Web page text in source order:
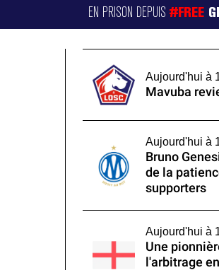
EN PRISON DEPUIS#FREE
Aujourd'hui à
Mavuba
Aujourd'hui à
Bruno
de la
supporters
Aujourd'hui à
Une
l'arbitrage